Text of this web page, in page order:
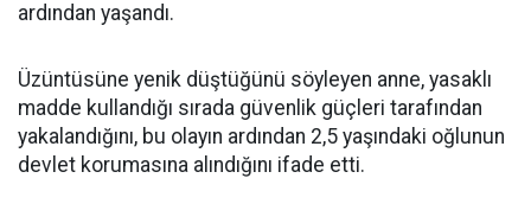
ardından yaşandı.
Üzüntüsüne yenik düştüğünü söyleyen anne, yasaklı
madde kullandığı sırada güvenlik güçleri tarafından
yakalandığını, bu olayın ardından 2,5 yaşındaki oğlunun
devlet korumasına alındığını ifade etti.